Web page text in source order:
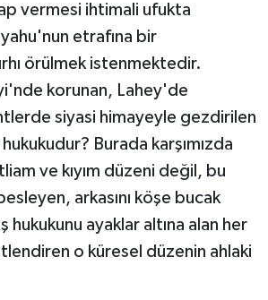
vermesi ihtimali ufukta
etrafına bir
örülmek istenmektedir.
korunan, Lahey'de
siyasi himayeyle gezdirilen
Burada karşımızda
ve kıyım düzeni değil, bu
arkasını köşe bucak
hukukunu ayaklar altına alan her
o küresel düzenin ahlaki